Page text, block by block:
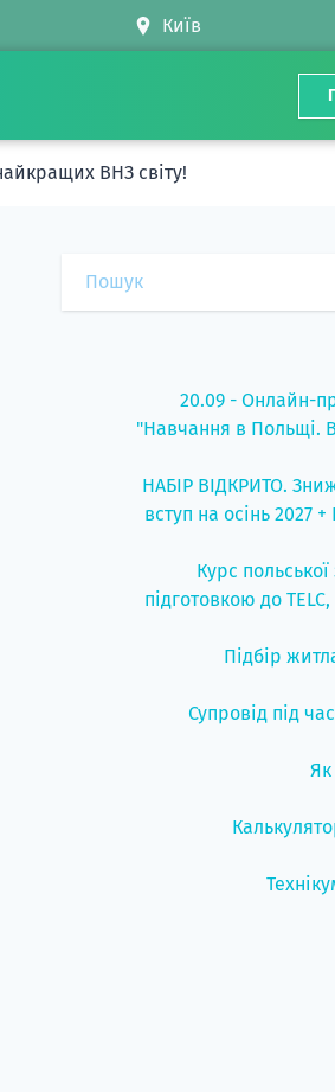
ВНЗ світу!
20.09 - Онлайн-
"Навчання в Польщі.
НАБІР ВІДКРИТО.
вступ на осінь 2027
Курс польської
підготовкою до TELC,
Підбір
Супровід під
Як